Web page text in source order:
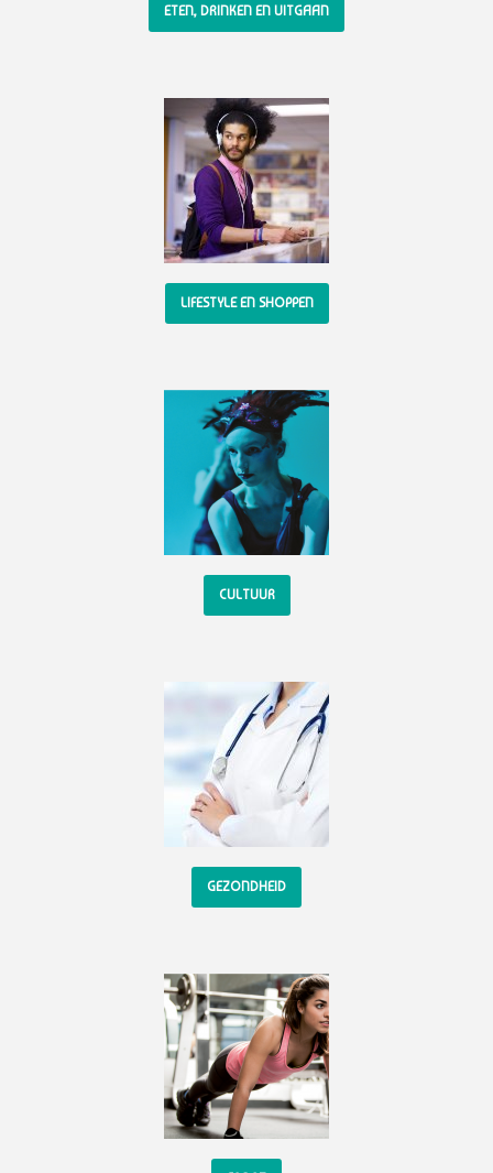
ETEN, DRINKEN EN UITGAAN
LIFESTYLE EN SHOPPEN
CULTUUR
GEZONDHEID